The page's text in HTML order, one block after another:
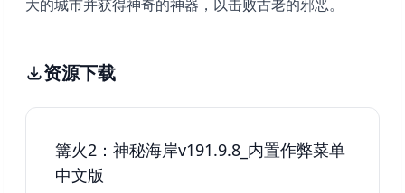
大的城市并获得神奇的神器，以击败古老的邪恶。
资源下载
篝火2：神秘海岸v191.9.8_内置作弊菜单
中文版